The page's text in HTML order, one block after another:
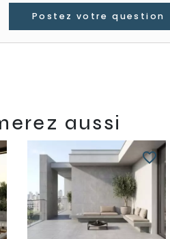
Postez votre question
aussi
favorite_border